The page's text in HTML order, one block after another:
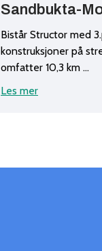
Sandbukta-
Bistår Structor med
konstruksjoner på
omfatter 10,3 km …
Les mer